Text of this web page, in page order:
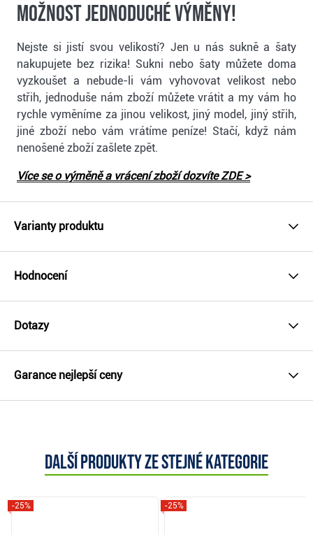
Možnost jednoduché výměny!
Nejste si jistí svou velikostí? Jen u nás sukně a šaty
nakupujete bez rizika! Sukni nebo šaty můžete doma
vyzkoušet a nebude-li vám vyhovovat velikost nebo
střih, jednoduše nám zboží můžete vrátit a my vám ho
rychle vyměníme za jinou velikost, jiný model, jiný střih,
jiné zboží nebo vám vrátíme peníze! Stačí, když nám
nenošené zboží zašlete zpět.
Více se o výměně a vrácení zboží dozvíte ZDE >
Varianty produktu
Hodnocení
Dotazy
Garance nejlepší ceny
Další produkty ze stejné kategorie
-25% -25%